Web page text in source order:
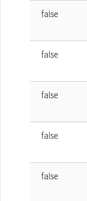
false
false
false
false
false